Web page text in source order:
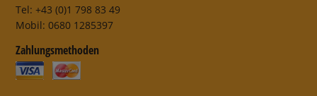
Tel: +43 (0)1 798 83 49
Mobil: 0680 1285397
Zahlungsmethoden